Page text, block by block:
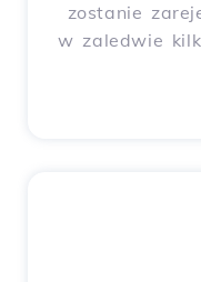
zostanie
w zaledwie